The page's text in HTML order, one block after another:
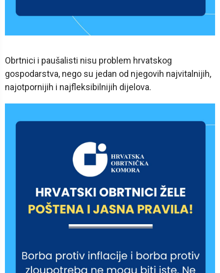
Obrtnici i paušalisti nisu problem hrvatskog
gospodarstva, nego su jedan od njegovih najvitalnijih,
najotpornijih i najfleksibilnijih dijelova.